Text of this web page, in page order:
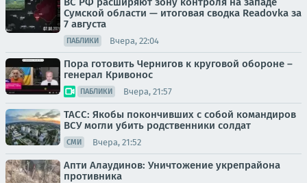
Сумской области — итоговая сводка Readovka за
7 августа
ПАБЛИКИ Вчера, 22:04
Пора готовить Чернигов к круговой обороне –
генерал Кривонос
ПАБЛИКИ Вчера, 21:57
ТАСС: Якобы покончивших с собой командиров
ВСУ могли убить родственники солдат
СМИ Вчера, 21:52
Апти Алаудинов: Уничтожение укрепрайона
противника